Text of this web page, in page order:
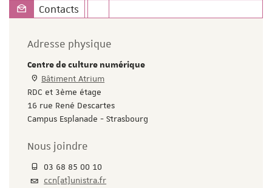
Contacts
Adresse physique
Centre de culture numérique
Bâtiment Atrium
RDC et 3ème étage
16 rue René Descartes
Campus Esplanade - Strasbourg
Nous joindre
03 68 85 00 10
ccn[at]unistra.fr